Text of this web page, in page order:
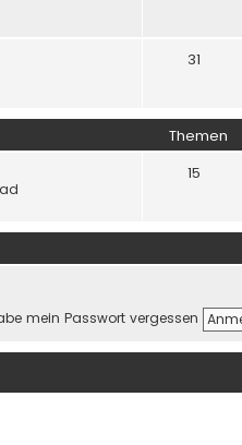
31
Themen
15
mein Passwort vergessen